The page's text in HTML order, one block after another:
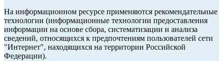
На информационном ресурсе применяются рекомендательные
технологии (информационные технологии предоставления
информации на основе сбора, систематизации и анализа
сведений, относящихся к предпочтениям пользователей сети
"Интернет", находящихся на территории Российской
Федерации).